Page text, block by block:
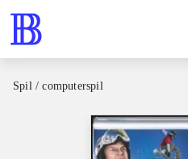
Spil / computerspil